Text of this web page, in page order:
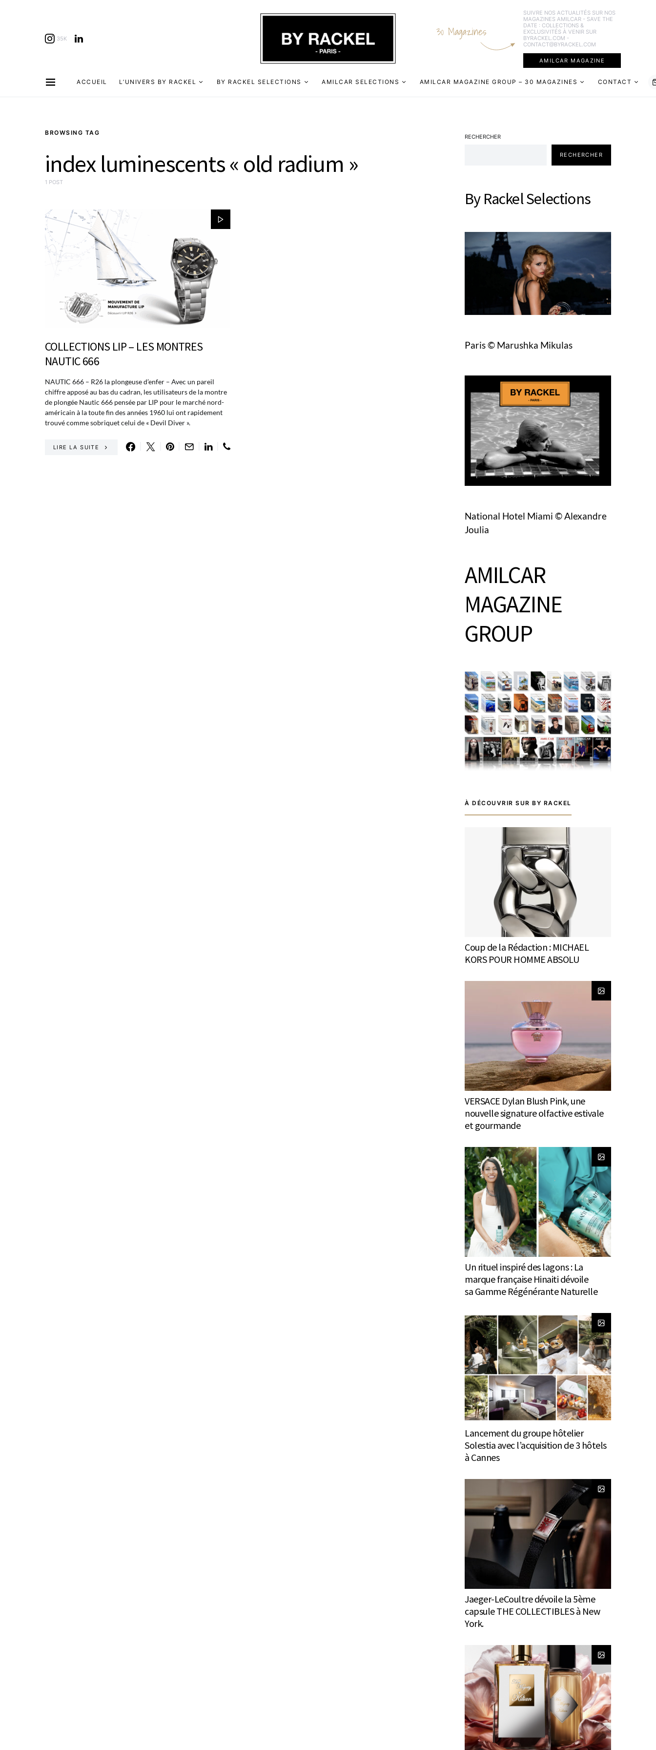
35K 30 Magazines
SUIVRE NOS ACTUALITÉS SUR NOS
MAGAZINES AMILCAR - SAVE THE
DATE : COLLECTIONS &
EXCLUSIVITÉS À VENIR SUR
BYRACKEL.COM -
CONTACT@BYRACKEL.COM
AMILCAR MAGAZINE
ACCUEIL L’UNIVERS BY RACKEL BY RACKEL SELECTIONS AMILCAR SELECTIONS AMILCAR MAGAZINE GROUP – 30 MAGAZINES CONTACT
BROWSING TAG
index luminescents « old radium »
1 POST
COLLECTIONS LIP – LES MONTRES
NAUTIC 666
NAUTIC 666 – R26 la plongeuse d’enfer – Avec un pareil
chiffre apposé au bas du cadran, les utilisateurs de la montre
de plongée Nautic 666 pensée par LIP pour le marché nord-
américain à la toute fin des années 1960 lui ont rapidement
trouvé comme sobriquet celui de « Devil Diver ».
LIRE LA SUITE
RECHERCHER
RECHERCHER
By Rackel Selections
Paris © Marushka Mikulas
National Hotel Miami © Alexandre
Joulia
AMILCAR
MAGAZINE
GROUP
À DÉCOUVRIR SUR BY RACKEL
Coup de la Rédaction : MICHAEL
KORS POUR HOMME ABSOLU
VERSACE Dylan Blush Pink, une
nouvelle signature olfactive estivale
et gourmande
Un rituel inspiré des lagons : La
marque française Hinaiti dévoile
sa Gamme Régénérante Naturelle
Lancement du groupe hôtelier
Solestia avec l’acquisition de 3 hôtels
à Cannes
Jaeger-LeCoultre dévoile la 5ème
capsule THE COLLECTIBLES à New
York.